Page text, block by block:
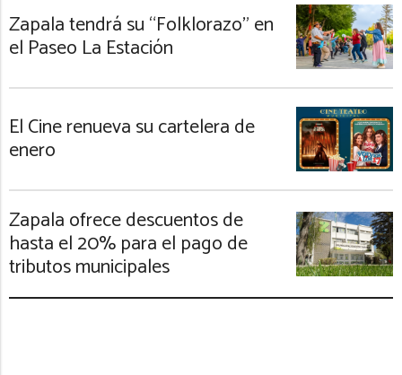
Zapala tendrá su “Folklorazo” en
el Paseo La Estación
El Cine renueva su cartelera de
enero
Zapala ofrece descuentos de
hasta el 20% para el pago de
tributos municipales